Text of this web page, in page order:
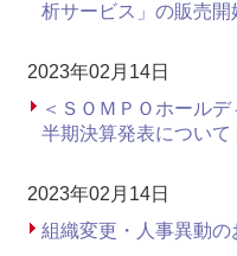
析サービス」の販売開
2023年02月14日
＜ＳＯＭＰＯホール
半期決算発表について
2023年02月14日
組織変更・人事異動の